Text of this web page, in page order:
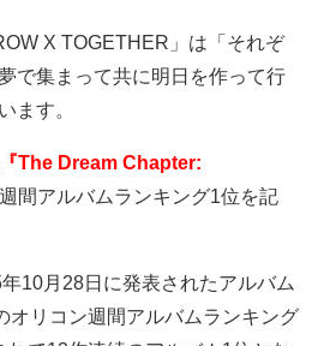
X TOGETHER 」は「それぞ
で集まって共に明日を作って行
ます。
『The Dream Chapter:
間アルバムランキング1 位を記
年10 月 28日に発表されたアルバム
オリコン週間アルバムランキング